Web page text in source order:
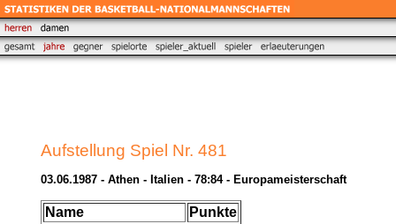
Aufstellung Spiel Nr. 481
03.06.1987 - Athen - Italien - 78:84 - Europameisterschaft
Name
Punkte